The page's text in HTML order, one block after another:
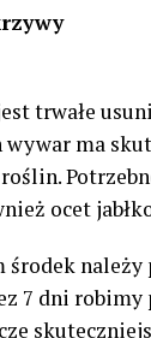
trwałe
wywar ma
ocet
środek
7 dni robimy